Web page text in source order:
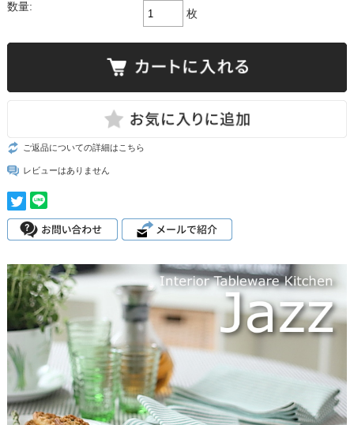
数量:
枚
ご返品についての詳細はこちら
レビューはありません